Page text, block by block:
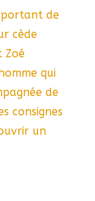
portant de
cède
Zoé
qui
de
consignes
un